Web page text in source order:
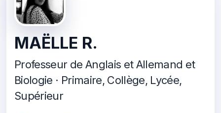
MAËLLE R.
Professeur de Anglais et Allemand et
Biologie · Primaire, Collège, Lycée,
Supérieur